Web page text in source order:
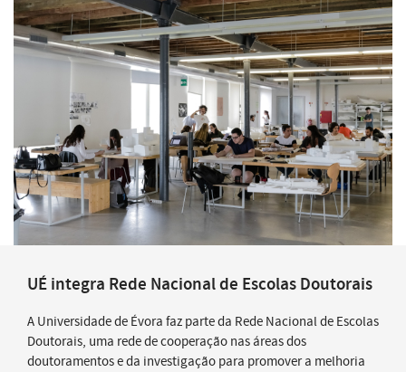
UÉ integra Rede Nacional de Escolas Doutorais
A Universidade de Évora faz parte da Rede Nacional de Escolas
Doutorais, uma rede de cooperação nas áreas dos
doutoramentos e da investigação para promover a melhoria